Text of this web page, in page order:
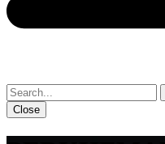
Close